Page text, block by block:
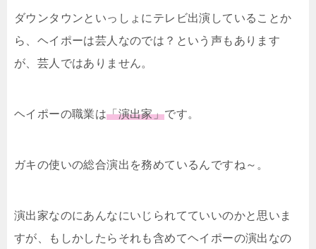
ダウンタウンといっしょにテレビ出演していることか
ら、ヘイポーは芸人なのでは？という声もあります
が、芸人ではありません。
ヘイポーの職業は「演出家」です。
ガキの使いの総合演出を務めているんですね～。
演出家なのにあんなにいじられてていいのかと思いま
すが、もしかしたらそれも含めてヘイポーの演出なの